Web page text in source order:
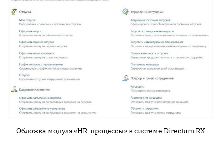
Обложка модуля «HR-процессы» в системе Directum RX